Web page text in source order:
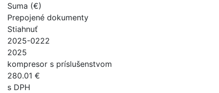
Suma (€)
Prepojené dokumenty
Stiahnuť
2025-0222
2025
kompresor s príslušenstvom
280.01 €
s DPH